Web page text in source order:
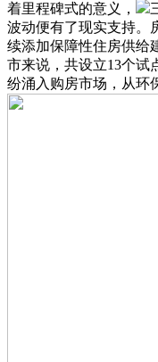
着里程碑式的意义，
波动便有了现实支持。
续添加保障性住房供给
市来说，共设立13个试
纷涌入购房市场，从环